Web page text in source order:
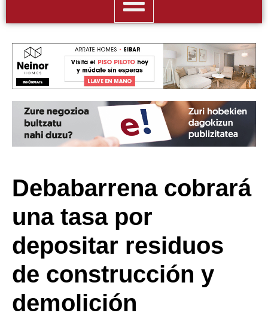
Debabarrena cobrará
una tasa por
depositar residuos
de construcción y
demolición